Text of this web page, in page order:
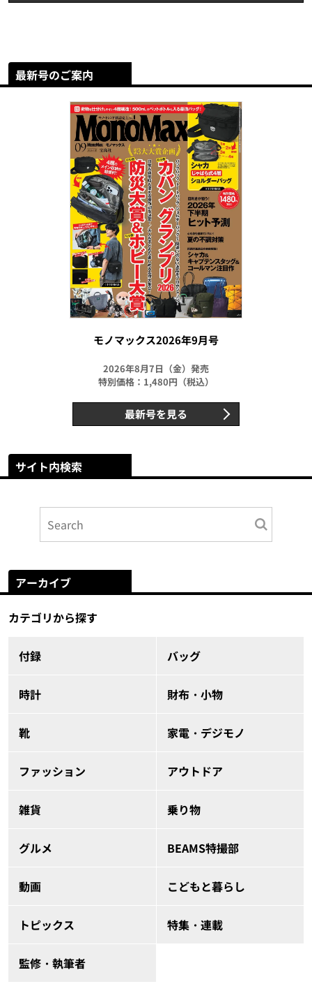
最新号のご案内
モノマックス2026年9月号
2026年8月7日（金）発売
特別価格：1,480円（税込）
最新号を見る
サイト内検索
アーカイブ
カテゴリから探す
付録 バッグ
時計 財布・小物
靴 家電・デジモノ
ファッション アウトドア
雑貨 乗り物
グルメ BEAMS特撮部
動画 こどもと暮らし
トピックス 特集・連載
監修・執筆者